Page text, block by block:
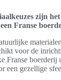
zijn het
Franse
voor de
Franse boerderij
een gezellige